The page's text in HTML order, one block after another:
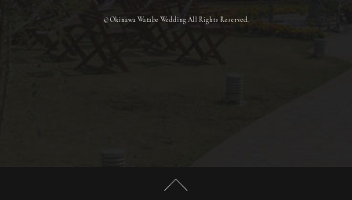
© Okinawa Watabe Wedding All Rights Reserved.